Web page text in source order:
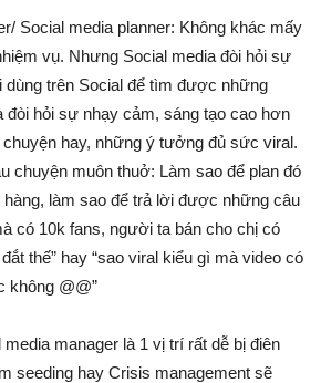
Social media planner: Không khác mấy
vụ. Nhưng Social media đòi hỏi sự
dùng trên Social để tìm được những
đòi hỏi sự nhạy cảm, sáng tạo cao hơn
hay, những ý tưởng đủ sức viral.
chuyện muôn thuở: Làm sao để plan đó
hàng, làm sao để trả lời được những câu
có 10k fans, người ta bán cho chị có
thế” hay “sao viral kiểu gì mà video có
không @@”
manager là 1 vị trí rất dễ bị điên
seeding hay Crisis management sẽ